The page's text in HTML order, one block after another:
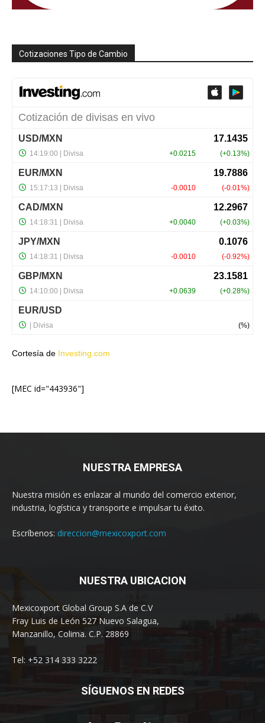
Cotizaciones Tipo de Cambio
Cortesía de Investing.com
[MEC id="443936"]
NUESTRA EMPRESA
Nuestra misión es enlazar al mundo del comercio exterior,
industria, logística y transporte e impulsar tu éxito.
Escríbenos: direccion@mexicoxport.com
NUESTRA UBICACION
Mexicoxport Global Group S.A de C.V
Fray Luis de León 527 Nuevo Salagua,
Manzanillo, Colima. C.P. 28869
Tel: +52 314 333 3222
SÍGUENOS EN REDES